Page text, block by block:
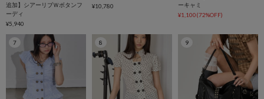
追加】シアーリブＷボタンフ
ーディ
¥5,940
¥10,780
ーキャミ
¥1,100(72%OFF)
7 8 9